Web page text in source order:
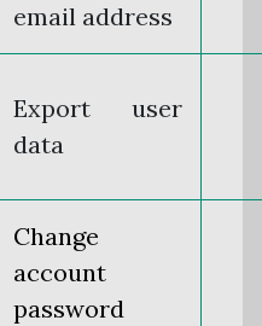
email address
Export user
data
Change
account
password